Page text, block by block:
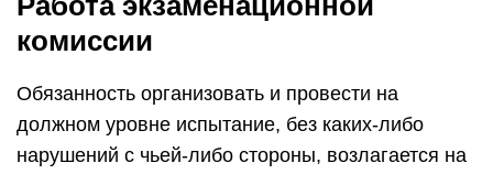
комиссии
Обязанность организовать и провести на
должном уровне испытание, без каких-либо
нарушений с чьей-либо стороны, возлагается на